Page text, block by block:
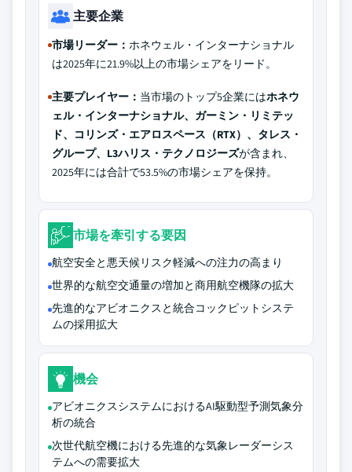
主要企業
市場リーダー： ホネウェル・インターナショナル
は2025年に21.9%以上の市場シェアをリード。
主要プレイヤー： 当市場のトップ5企業にはホネウ
ェル・インターナショナル、ガーミン・リミテッ
ド、コリンズ・エアロスペース（RTX）、タレス・
グループ、L3ハリス・テクノロジーズが含まれ、
2025年には合計で53.5%の市場シェアを保持。
市場を牽引する要因
航空安全と悪天候リスク軽減への注力の高まり
世界的な航空交通量の増加と商用航空機隊の拡大
先進的なアビオニクスと統合コックピットシステ
ムの採用拡大
機会
アビオニクスシステムにおけるAI駆動型予測気象分
析の統合
次世代航空機における先進的な気象レーダーシス
テムへの需要拡大